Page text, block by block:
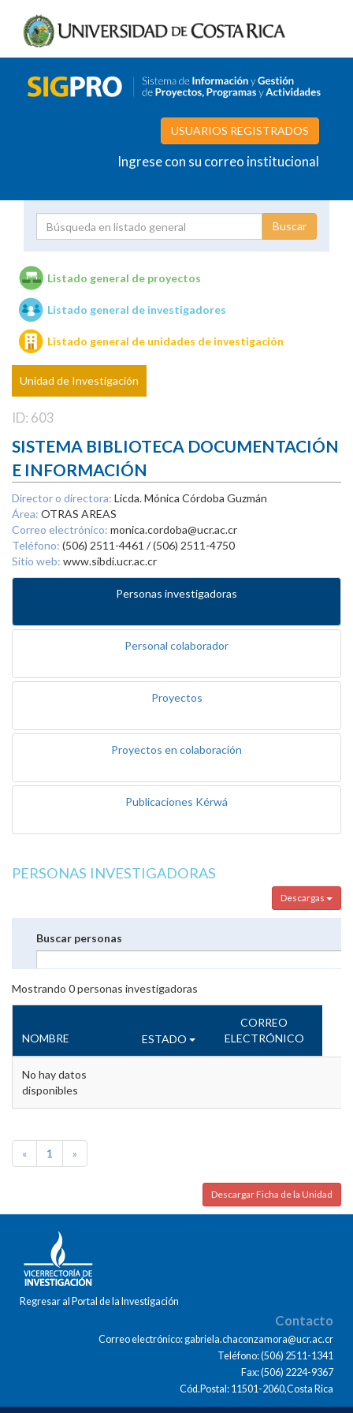
USUARIOS REGISTRADOS
Ingrese con su correo institucional
Unidades de investigación
Listado general de proyectos
Listado general de investigadores
Listado general de unidades de investigación
Unidad de Investigación
ID: 603
SISTEMA BIBLIOTECA DOCUMENTACIÓN
E INFORMACIÓN
Director o directora: Licda. Mónica Córdoba Guzmán
Área: OTRAS AREAS
Correo electrónico: monica.cordoba@ucr.ac.cr
Teléfono: (506) 2511-4461 / (506) 2511-4750
Sitio web: www.sibdi.ucr.ac.cr
Personas investigadoras
Personal colaborador
Proyectos
Proyectos en colaboración
Publicaciones Kérwá
PERSONAS INVESTIGADORAS
Descargas
Buscar personas
Mostrando 0personas investigadoras
NOMBRE ESTADO
CORREO
ELECTRÓNICO
No hay datos
disponibles
« 1 »
Descargar Ficha de la Unidad
Regresar al Portal de la Investigación
Contacto
Correo electrónico: gabriela.chaconzamora@ucr.ac.cr
Teléfono: (506) 2511-1341
Fax: (506) 2224-9367
Cód.Postal: 11501-2060,Costa Rica